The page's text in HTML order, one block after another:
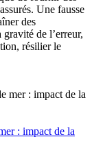
Une fausse
des
de l’erreur,
résilier le
: impact de la